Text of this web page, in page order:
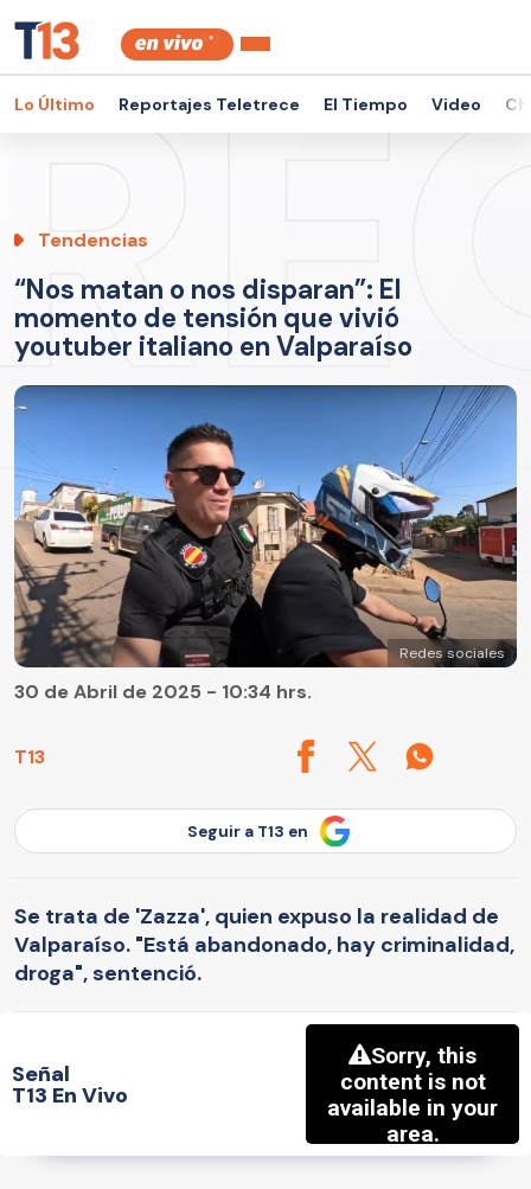
Lo Último Reportajes Teletrece El Tiempo Video
Tendencias
“Nos matan o nos disparan”: El
momento de tensión que vivió
youtuber italiano en Valparaíso
Redes sociales
T13
30 de Abril de 2025 - 10:34 hrs.
Seguir a T13 en
Se trata de 'Zazza', quien expuso la realidad de
Valparaíso. "Está abandonado, hay criminalidad,
droga", sentenció.
Señal
T13 En Vivo